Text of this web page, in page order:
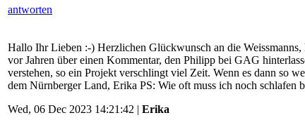
antworten
Hallo Ihr Lieben :-) Herzlichen Glückwunsch an die
vor Jahren über einen Kommentar, den Philipp bei GAG
verstehen, so ein Projekt verschlingt viel Zeit. Wenn es dann so
dem Nürnberger Land, Erika PS: Wie oft muss ich noch schlafen
Wed, 06 Dec 2023 14:21:42 | Erika